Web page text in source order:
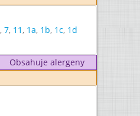
, 7, 11, 1a, 1b, 1c, 1d
Obsahuje alergeny